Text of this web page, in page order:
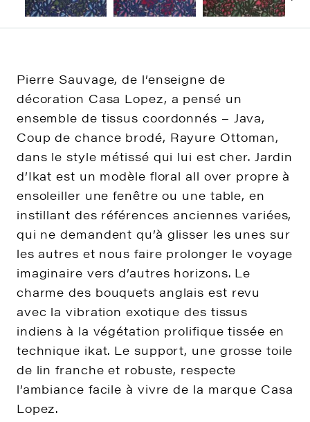
Pierre Sauvage, de l’enseigne de
décoration Casa Lopez, a pensé un
ensemble de tissus coordonnés – Java,
Coup de chance brodé, Rayure Ottoman,
dans le style métissé qui lui est cher. Jardin
d’Ikat est un modèle floral all over propre à
ensoleiller une fenêtre ou une table, en
instillant des références anciennes variées,
qui ne demandent qu’à glisser les unes sur
les autres et nous faire prolonger le voyage
imaginaire vers d’autres horizons. Le
charme des bouquets anglais est revu
avec la vibration exotique des tissus
indiens à la végétation prolifique tissée en
technique ikat. Le support, une grosse toile
de lin franche et robuste, respecte
l’ambiance facile à vivre de la marque Casa
Lopez.